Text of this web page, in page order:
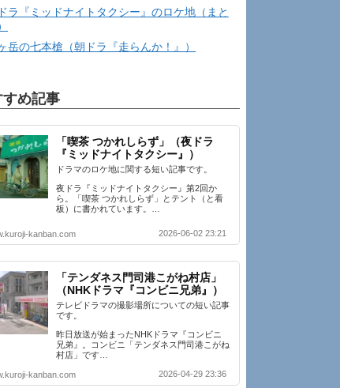
ラ『ミッドナイトタクシー』のロケ地（まと
岳の七本槍（朝ドラ『走らんか！』）
すめ記事
「喫茶 つかれしらず」（夜ドラ
『ミッドナイトタクシー』）
ドラマのロケ地に関する短い記事です。
夜ドラ『ミッドナイトタクシー』第2回か
ら。「喫茶 つかれしらず」とテント（と看
板）に書かれています。…
kanban.com 2026-06-02 23:21
「テンダネス門司港こがね村店」
（NHKドラマ『コンビニ兄弟』）
テレビドラマの撮影場所についての短い記事
です。
昨日放送が始まったNHKドラマ『コンビニ
兄弟』。コンビニ「テンダネス門司港こがね
村店」です…
kanban.com 2026-04-29 23:36